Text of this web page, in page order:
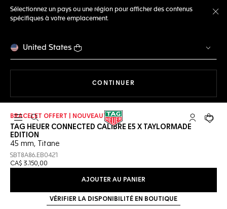
Sélectionnez un pays ou une région pour afficher des contenus
spécifiques à votre emplacement.
United States
CONTINUER
Ouvrir la barre de recherche Compte My
Votre
BRACELET OFFERT | NOUVEAUTÉ
TAG HEUER CONNECTED CALIBRE E5 X TAYLORMADE
EDITION
45 mm, Titane
SBT8A86.EB0421
CA$ 3.150,00
AJOUTER AU PANIER
VÉRIFIER LA DISPONIBILITÉ EN BOUTIQUE